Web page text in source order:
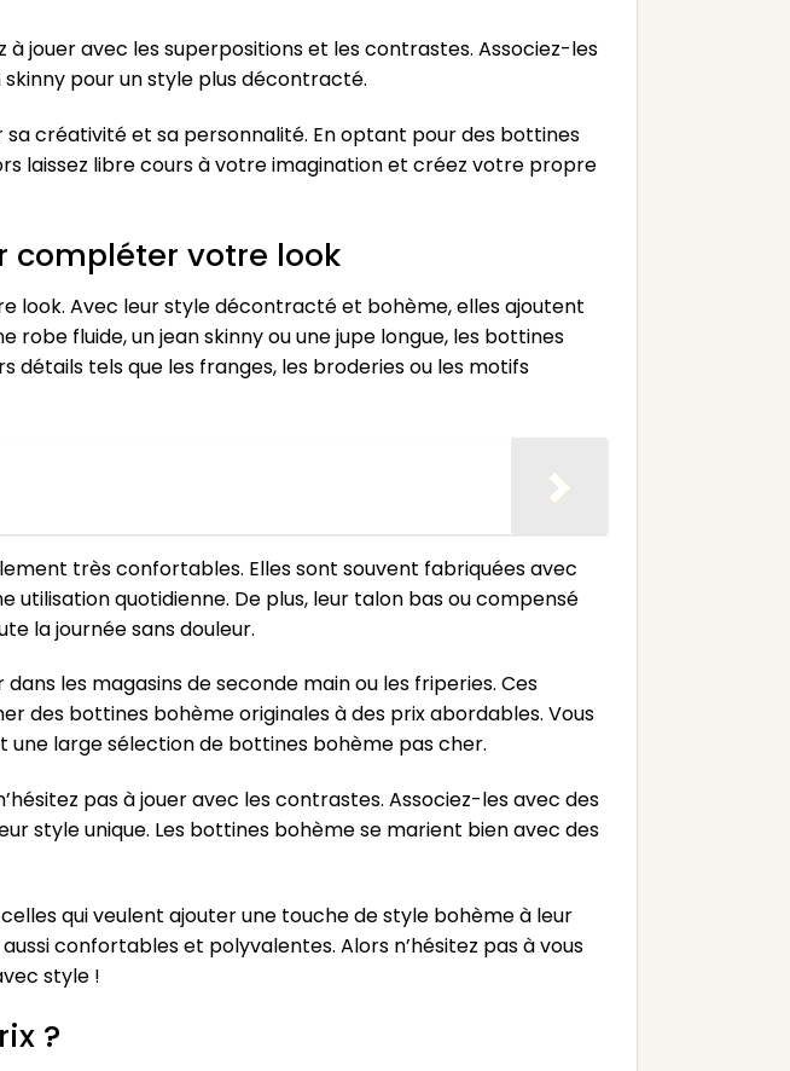
jouer avec les superpositions et les contrastes. Associez-les
pour un style plus décontracté.
créativité et sa personnalité. En optant pour des bottines
laissez libre cours à votre imagination et créez votre propre
compléter votre look
look. Avec leur style décontracté et bohème, elles ajoutent
robe fluide, un jean skinny ou une jupe longue, les bottines
tels que les franges, les broderies ou les motifs
très confortables. Elles sont souvent fabriquées avec
quotidienne. De plus, leur talon bas ou compensé
la journée sans douleur.
les magasins de seconde main ou les friperies. Ces
des bottines bohème originales à des prix abordables. Vous
large sélection de bottines bohème pas cher.
pas à jouer avec les contrastes. Associez-les avec des
style unique. Les bottines bohème se marient bien avec des
qui veulent ajouter une touche de style bohème à leur
confortables et polyvalentes. Alors n’hésitez pas à vous
style !
?